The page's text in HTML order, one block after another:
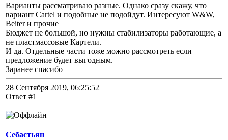
Варианты рассматриваю разные. Однако сразу скажу, что
вариант Cartel и подобные не подойдут. Интересуют W&W,
Beiter и прочие
Бюджет не большой, но нужны стабилизаторы работающие, а
не пластмассовые Картели.
И да. Отдельные части тоже можно рассмотреть если
предложение будет выгодным.
Заранее спасибо
28 Сентября 2019, 06:25:52
Ответ #1
Себастьян